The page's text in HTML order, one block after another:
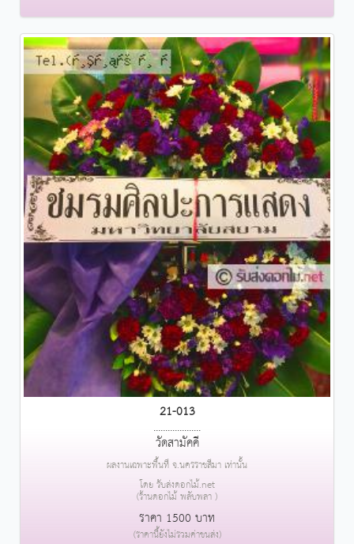
21-013
....................
วัดสามัคคี
ผลงานเฉพาะพื้นที่ จ.นครราชสีมา เท่านั้น
โดย รับส่งดอกไม้.net
(ร้านดอกไม้ พลับพลา )
ราคา 1500 บาท
(ราคานี้ยังไม่รวมค่าขนส่ง)